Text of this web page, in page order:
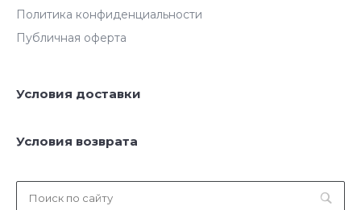
Политика конфиденциальности
Публичная оферта
Условия доставки
Условия возврата